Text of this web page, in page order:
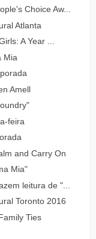
Choice Aw...
Atlanta
A Year ...
Mia
Amell
feira
and Carry On
Mia"
leitura de "...
Toronto 2016
Ties